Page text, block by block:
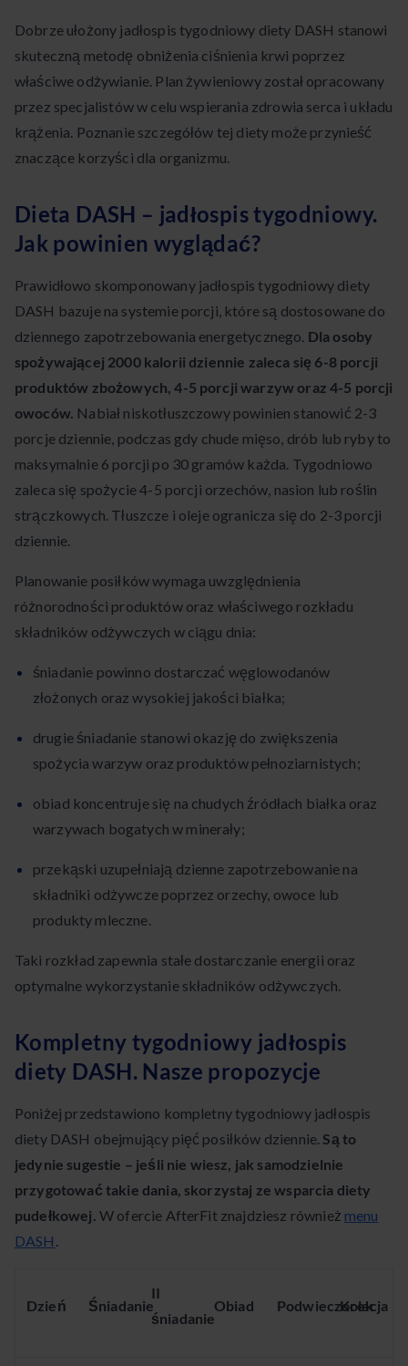
Dobrze ułożony jadłospis tygodniowy diety DASH stanowi
skuteczną metodę obniżenia ciśnienia krwi poprzez
właściwe odżywianie. Plan żywieniowy został opracowany
przez specjalistów w celu wspierania zdrowia serca i układu
krążenia. Poznanie szczegółów tej diety może przynieść
znaczące korzyści dla organizmu.
Dieta DASH – jadłospis tygodniowy.
Jak powinien wyglądać?
Prawidłowo skomponowany jadłospis tygodniowy diety
DASH bazuje na systemie porcji, które są dostosowane do
dziennego zapotrzebowania energetycznego. Dla osoby
spożywającej 2000 kalorii dziennie zaleca się 6-8 porcji
produktów zbożowych, 4-5 porcji warzyw oraz 4-5 porcji
owoców. Nabiał niskotłuszczowy powinien stanowić 2-3
porcje dziennie, podczas gdy chude mięso, drób lub ryby to
maksymalnie 6 porcji po 30 gramów każda. Tygodniowo
zaleca się spożycie 4-5 porcji orzechów, nasion lub roślin
strączkowych. Tłuszcze i oleje ogranicza się do 2-3 porcji
dziennie.
Planowanie posiłków wymaga uwzględnienia
różnorodności produktów oraz właściwego rozkładu
składników odżywczych w ciągu dnia:
śniadanie powinno dostarczać węglowodanów
złożonych oraz wysokiej jakości białka;
drugie śniadanie stanowi okazję do zwiększenia
spożycia warzyw oraz produktów pełnoziarnistych;
obiad koncentruje się na chudych źródłach białka oraz
warzywach bogatych w minerały;
przekąski uzupełniają dzienne zapotrzebowanie na
składniki odżywcze poprzez orzechy, owoce lub
produkty mleczne.
Taki rozkład zapewnia stałe dostarczanie energii oraz
optymalne wykorzystanie składników odżywczych.
Kompletny tygodniowy jadłospis
diety DASH. Nasze propozycje
Poniżej przedstawiono kompletny tygodniowy jadłospis
diety DASH obejmujący pięć posiłków dziennie.Są to
jedynie sugestie – jeśli nie wiesz, jak samodzielnie
przygotować takie dania, skorzystaj ze wsparcia diety
pudełkowej. W ofercie AfterFit znajdziesz również menu
DASH .
Dzień Śniadanie
II
śniadanie
Obiad Podwieczorek
Kolacja